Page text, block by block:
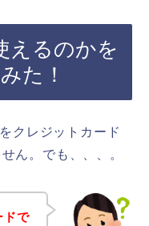
えるのかを
た！
クレジットカード
ん。でも、、、。
ドで